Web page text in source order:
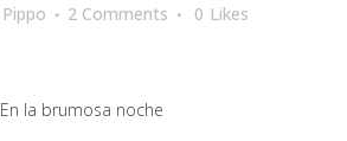
Pippo 2 Comments 0 Likes
En la brumosa noche